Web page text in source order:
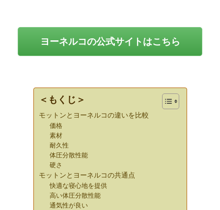
ヨーネルコの公式サイトはこちら
＜もくじ＞
モットンとヨーネルコの違いを比較
価格
素材
耐久性
体圧分散性能
硬さ
モットンとヨーネルコの共通点
快適な寝心地を提供
高い体圧分散性能
通気性が良い